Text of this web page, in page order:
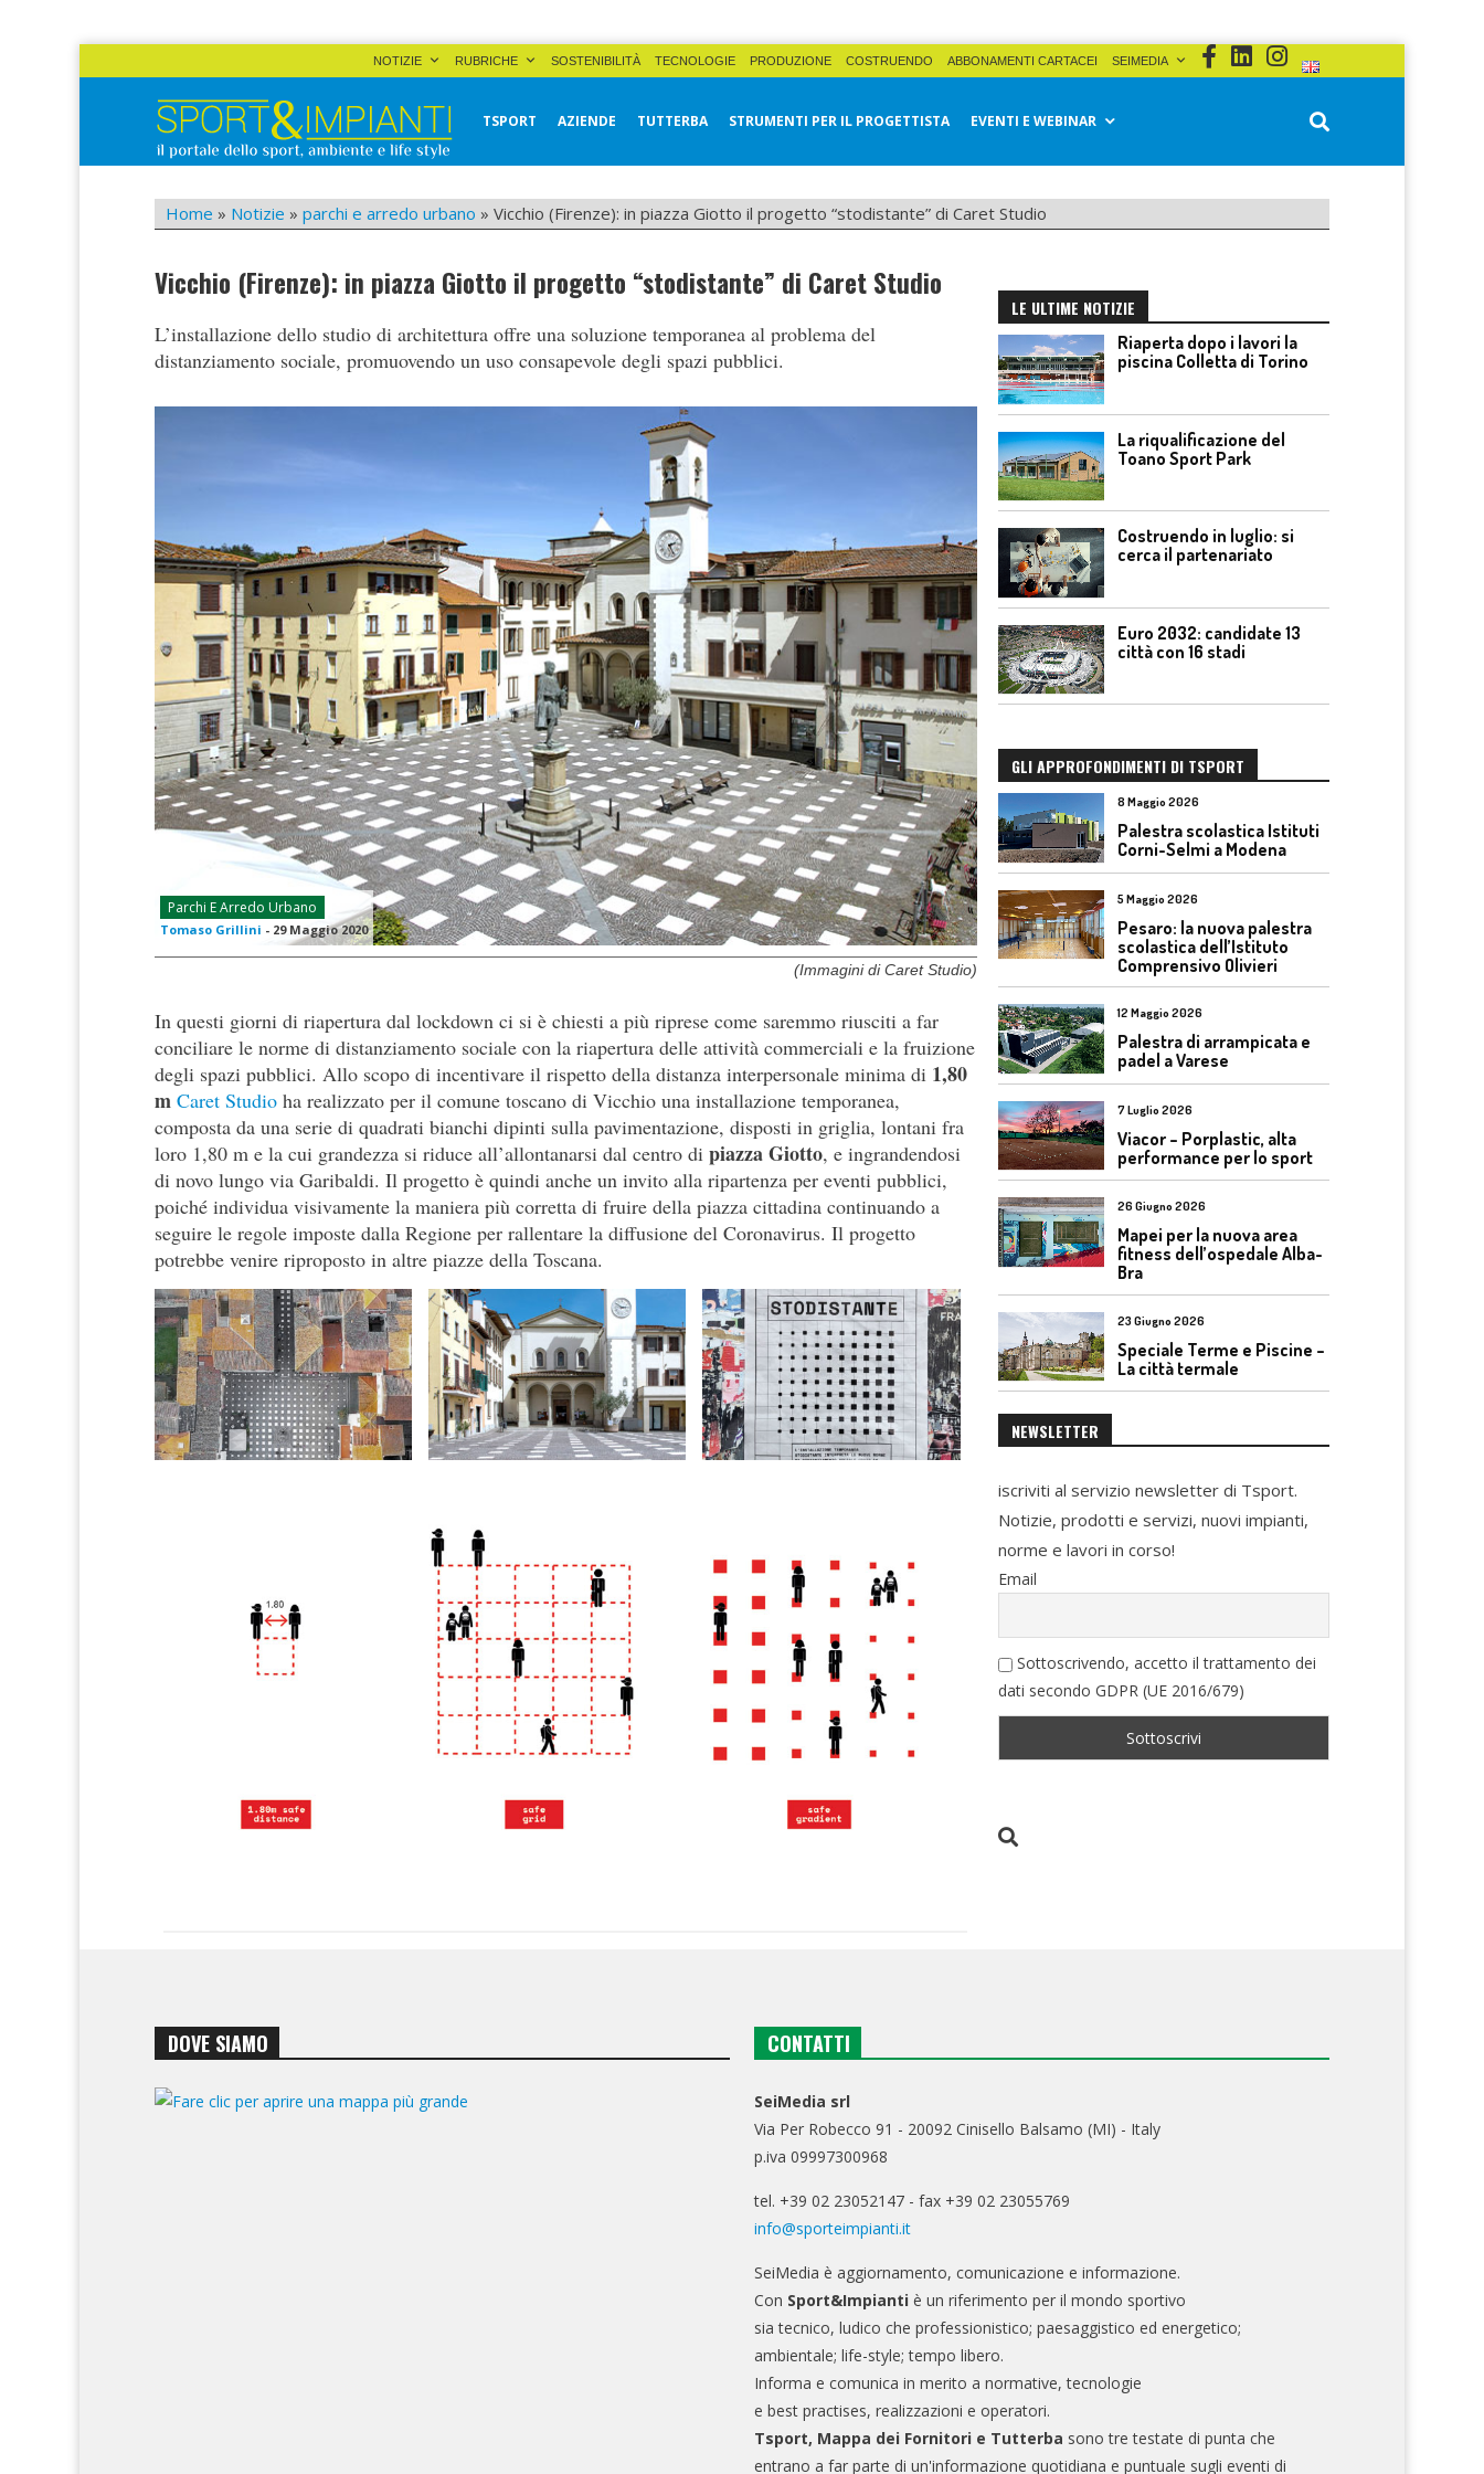
NOTIZIE RUBRICHE SOSTENIBILITÀ TECNOLOGIE PRODUZIONE COSTRUENDO ABBONAMENTI CARTACEI SEIMEDIA
Sport&Impianti
TSPORT AZIENDE TUTTERBA STRUMENTI PER IL PROGETTISTA EVENTI E WEBINAR
Home » Notizie » parchi e arredo urbano » Vicchio (Firenze): in piazza Giotto il progetto “stodistante” di Caret Studio
Vicchio (Firenze): in piazza Giotto il progetto “stodistante” di Caret Studio
L’installazione dello studio di architettura offre una soluzione temporanea al problema del
distanziamento sociale, promuovendo un uso consapevole degli spazi pubblici.
Parchi E Arredo Urbano
Tomaso Grillini - 29 Maggio 2020
(Immagini di Caret Studio)
In questi giorni di riapertura dal lockdown ci si è chiesti a più riprese come saremmo riusciti a far
conciliare le norme di distanziamento sociale con la riapertura delle attività commerciali e la fruizione
degli spazi pubblici. Allo scopo di incentivare il rispetto della distanza interpersonale minima di 1,80
m Caret Studio ha realizzato per il comune toscano di Vicchio una installazione temporanea,
composta da una serie di quadrati bianchi dipinti sulla pavimentazione, disposti in griglia, lontani fra
loro 1,80 m e la cui grandezza si riduce all’allontanarsi dal centro di piazza Giotto, e ingrandendosi
di novo lungo via Garibaldi. Il progetto è quindi anche un invito alla ripartenza per eventi pubblici,
poiché individua visivamente la maniera più corretta di fruire della piazza cittadina continuando a
seguire le regole imposte dalla Regione per rallentare la diffusione del Coronavirus. Il progetto
potrebbe venire riproposto in altre piazze della Toscana.
LE ULTIME NOTIZIE
Riaperta dopo i lavori la
piscina Colletta di Torino
La riqualificazione del
Toano Sport Park
Costruendo in luglio: si
cerca il partenariato
Euro 2032: candidate 13
città con 16 stadi
GLI APPROFONDIMENTI DI TSPORT
8 Maggio 2026
Palestra scolastica Istituti
Corni-Selmi a Modena
5 Maggio 2026
Pesaro: la nuova palestra
scolastica dell’Istituto
Comprensivo Olivieri
12 Maggio 2026
Palestra di arrampicata e
padel a Varese
7 Luglio 2026
Viacor – Porplastic, alta
performance per lo sport
26 Giugno 2026
Mapei per la nuova area
fitness dell’ospedale Alba-
Bra
23 Giugno 2026
Speciale Terme e Piscine –
La città termale
NEWSLETTER
iscriviti al servizio newsletter di Tsport.
Notizie, prodotti e servizi, nuovi impianti,
norme e lavori in corso!
Email
Sottoscrivendo, accetto il trattamento dei
dati secondo GDPR (UE 2016/679)
DOVE SIAMO CONTATTI
SeiMedia srl
Via Per Robecco 91 - 20092 Cinisello Balsamo (MI) - Italy
p.iva 09997300968
tel. +39 02 23052147 - fax +39 02 23055769
info@sporteimpianti.it
SeiMedia è aggiornamento, comunicazione e informazione.
Con Sport&Impianti è un riferimento per il mondo sportivo
sia tecnico, ludico che professionistico; paesaggistico ed energetico;
ambientale; life-style; tempo libero.
Informa e comunica in merito a normative, tecnologie
e best practises, realizzazioni e operatori.
Tsport, Mappa dei Fornitori e Tutterba sono tre testate di punta che
entrano a far parte di un'informazione quotidiana e puntuale sugli eventi di